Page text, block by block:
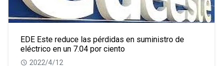
EDE Este reduce las pérdidas en suministro de
eléctrico en un 7.04 por ciento
2022/4/12